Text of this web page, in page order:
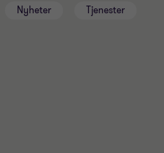
Nyheter Tjenester